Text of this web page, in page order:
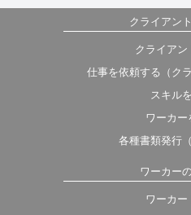
クライアン
クライアン
仕事を依頼する（ク
スキル
ワーカー
各種書類発行
ワーカー
ワーカー